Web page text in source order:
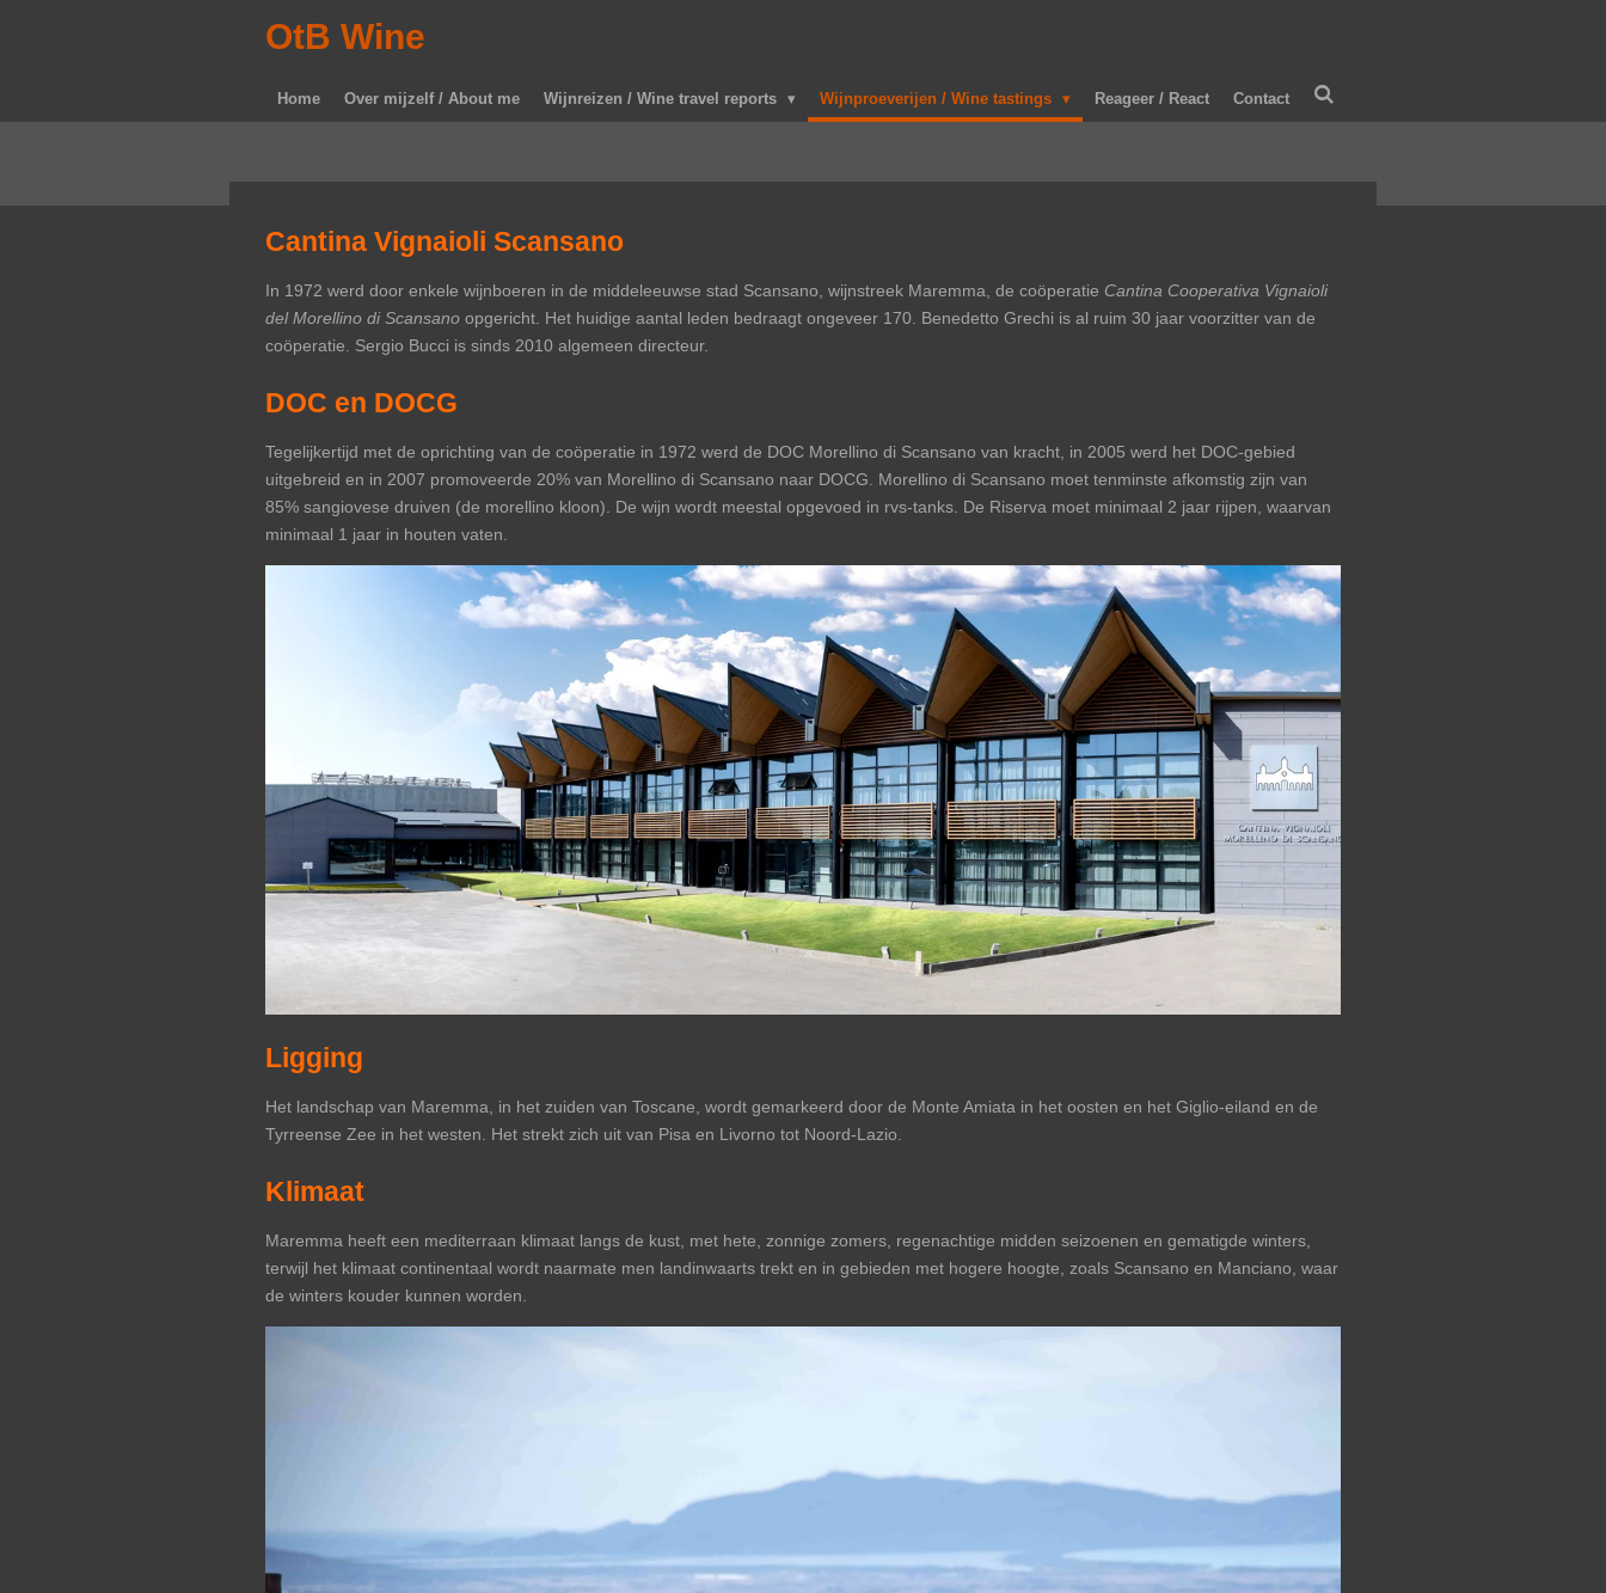
OtB Wine
Home Over mijzelf / About me Wijnreizen / Wine travel reports Wijnproeverijen / Wine tastings Reageer / React Contact
Cantina Vignaioli Scansano
In 1972 werd door enkele wijnboeren in de middeleeuwse stad Scansano, wijnstreek Maremma, de coöperatie Cantina Cooperativa Vignaioli
del Morellino di Scansano opgericht. Het huidige aantal leden bedraagt ongeveer 170. Benedetto Grechi is al ruim 30 jaar voorzitter van de
coöperatie. Sergio Bucci is sinds 2010 algemeen directeur.
DOC en DOCG
Tegelijkertijd met de oprichting van de coöperatie in 1972 werd de DOC Morellino di Scansano van kracht, in 2005 werd het DOC-gebied
uitgebreid en in 2007 promoveerde 20% van Morellino di Scansano naar DOCG. Morellino di Scansano moet tenminste afkomstig zijn van
85% sangiovese druiven (de morellino kloon). De wijn wordt meestal opgevoed in rvs-tanks. De Riserva moet minimaal 2 jaar rijpen, waarvan
minimaal 1 jaar in houten vaten.
Ligging
Het landschap van Maremma, in het zuiden van Toscane, wordt gemarkeerd door de Monte Amiata in het oosten en het Giglio-eiland en de
Tyrreense Zee in het westen. Het strekt zich uit van Pisa en Livorno tot Noord-Lazio.
Klimaat
Maremma heeft een mediterraan klimaat langs de kust, met hete, zonnige zomers, regenachtige midden seizoenen en gematigde winters,
terwijl het klimaat continentaal wordt naarmate men landinwaarts trekt en in gebieden met hogere hoogte, zoals Scansano en Manciano, waar
de winters kouder kunnen worden.